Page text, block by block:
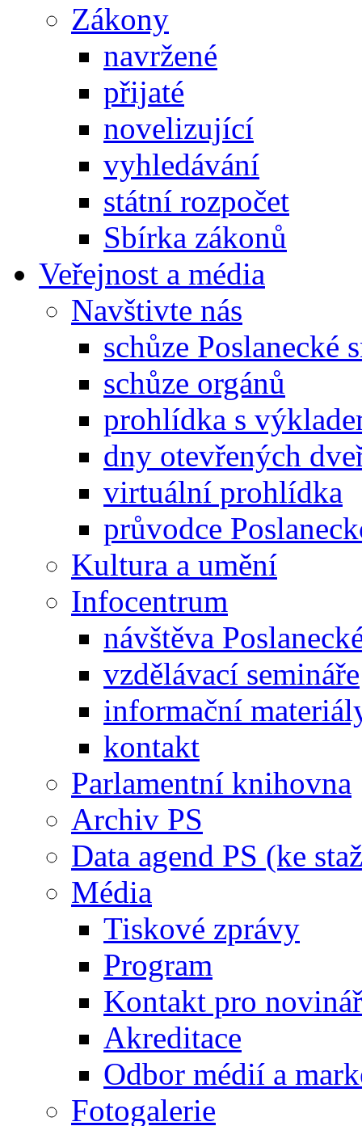
Zákony
navržené
přijaté
novelizující
vyhledávání
státní rozpočet
Sbírka zákonů
Veřejnost a média
Navštivte nás
schůze Poslanecké
schůze orgánů
prohlídka s
dny otevřených
virtuální prohlídka
průvodce
Kultura a umění
Infocentrum
návštěva
vzdělávací semináře
informační
kontakt
Parlamentní knihovna
Archiv PS
Data agend PS (ke
Média
Tiskové zprávy
Program
Kontakt pro
Akreditace
Odbor médií a
Fotogalerie